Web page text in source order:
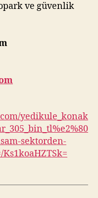
ve güvenlik
yedikule_konak
sektorden-